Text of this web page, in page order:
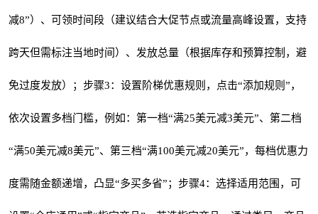
减8”）、可领时间段（建议结合大促节点或流量高峰设置，支持
跨天但需标注当地时间）、发放总量（根据库存和预算控制，避
免过度发放）；步骤3：设置阶梯优惠规则，点击“添加规则”，
依次设置多档门槛，例如：第一档“满25美元减3美元”、第二档
“满50美元减8美元”、第三档“满100美元减20美元”，每档优惠力
度需随金额递增，凸显“多买多省”；步骤4：选择适用范围，可